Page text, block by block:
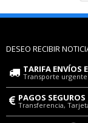
DESEO RECIBIR
TARIFA ENVÍOS
Transporte urgente
PAGOS SEGUROS
Transferencia,